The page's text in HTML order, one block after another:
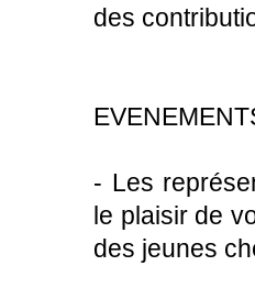
des
- Les
le plaisir de
des jeunes